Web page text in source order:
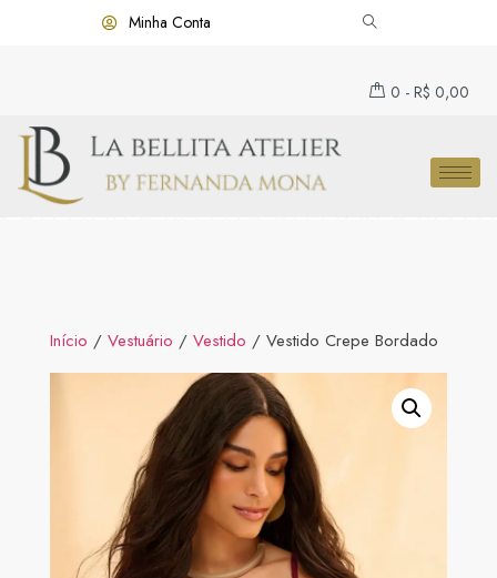
Minha Conta
0 - R$ 0,00
Início / Vestuário / Vestido / Vestido Crepe Bordado